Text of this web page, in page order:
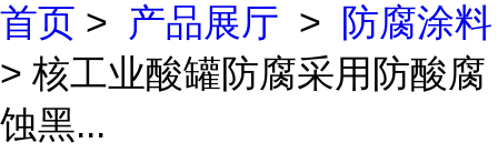
首页 > 产品展厅 >
防腐涂料
> 核工业酸罐防腐采用防酸腐
蚀黑...